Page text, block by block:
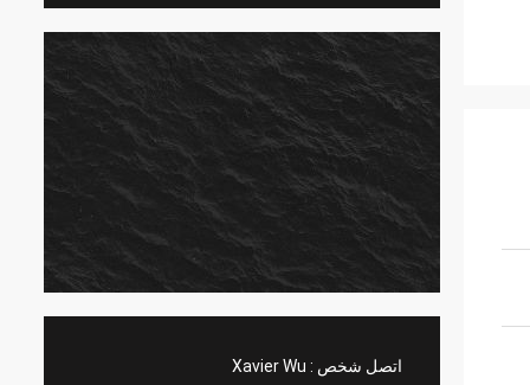
اتصل شخص : Xavier Wu